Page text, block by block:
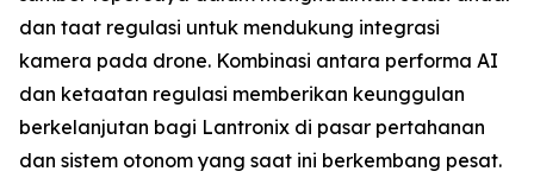
dan taat regulasi untuk mendukung integrasi
kamera pada drone. Kombinasi antara performa AI
dan ketaatan regulasi memberikan keunggulan
berkelanjutan bagi Lantronix di pasar pertahanan
dan sistem otonom yang saat ini berkembang pesat.